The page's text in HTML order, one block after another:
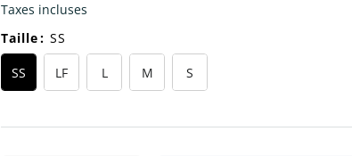
Taxes incluses
Taille: SS
SS LF L M S